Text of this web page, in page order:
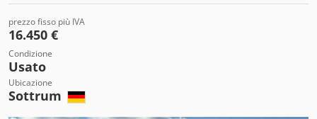
prezzo fisso più IVA
16.450 €
Condizione
Usato
Ubicazione
Sottrum